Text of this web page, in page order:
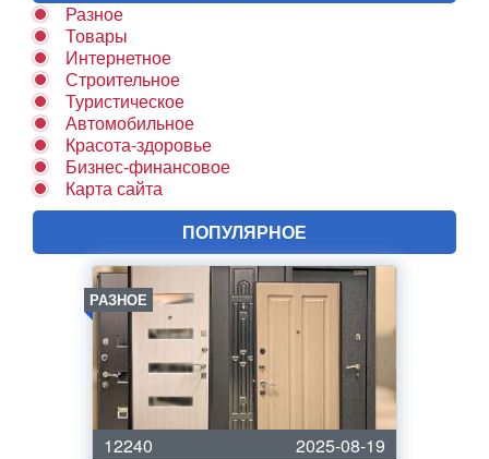
Разное
Товары
Интернетное
Строительное
Туристическое
Автомобильное
Красота-здоровье
Бизнес-финансовое
Карта сайта
ПОПУЛЯРНОЕ
РАЗНОЕ
12240
2025-08-19